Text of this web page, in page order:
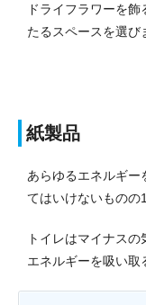
ドライフラワーを
たるスペースを選び
紙製品
あらゆるエネルギ
てはいけないものの1
トイレはマイナス
エネルギーを吸い取